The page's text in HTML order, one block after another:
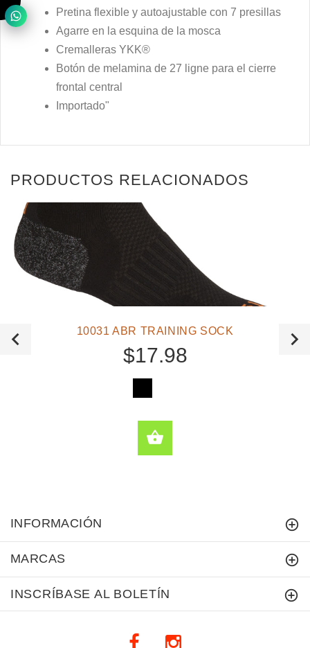
Pretina flexible y autoajustable con 7 presillas
Agarre en la esquina de la mosca
Cremalleras YKK®
Botón de melamina de 27 ligne para el cierre
frontal central
Importado"
PRODUCTOS RELACIONADOS
10031 ABR TRAINING SOCK
$17.98
INFORMACIÓN
MARCAS
INSCRÍBASE AL BOLETÍN